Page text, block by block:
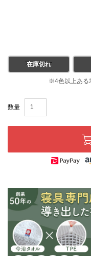
アイボリー
在庫切れ